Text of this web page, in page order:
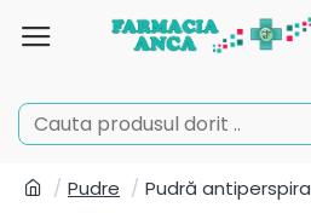
Pudre Pudră